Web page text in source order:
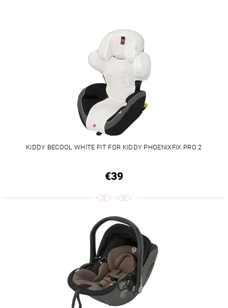
KIDDY BECOOL WHITE FIT FOR KIDDY PHOENIXFIX PRO 2
€39